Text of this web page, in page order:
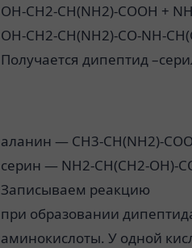
OH-CH2-CH(NH2)-COOH +
OH-CH2-CH(NH2)-CO-NH-
Получается дипептид
аланин — CH3-CH(NH2)-
серин — NH2-CH(CH2-OH)-
Записываем реакцию
при образовании
аминокислоты. У одной